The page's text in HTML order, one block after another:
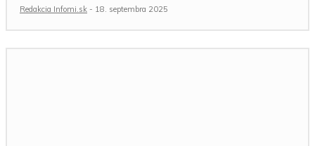
Redakcia Infomi.sk - 18. septembra 2025